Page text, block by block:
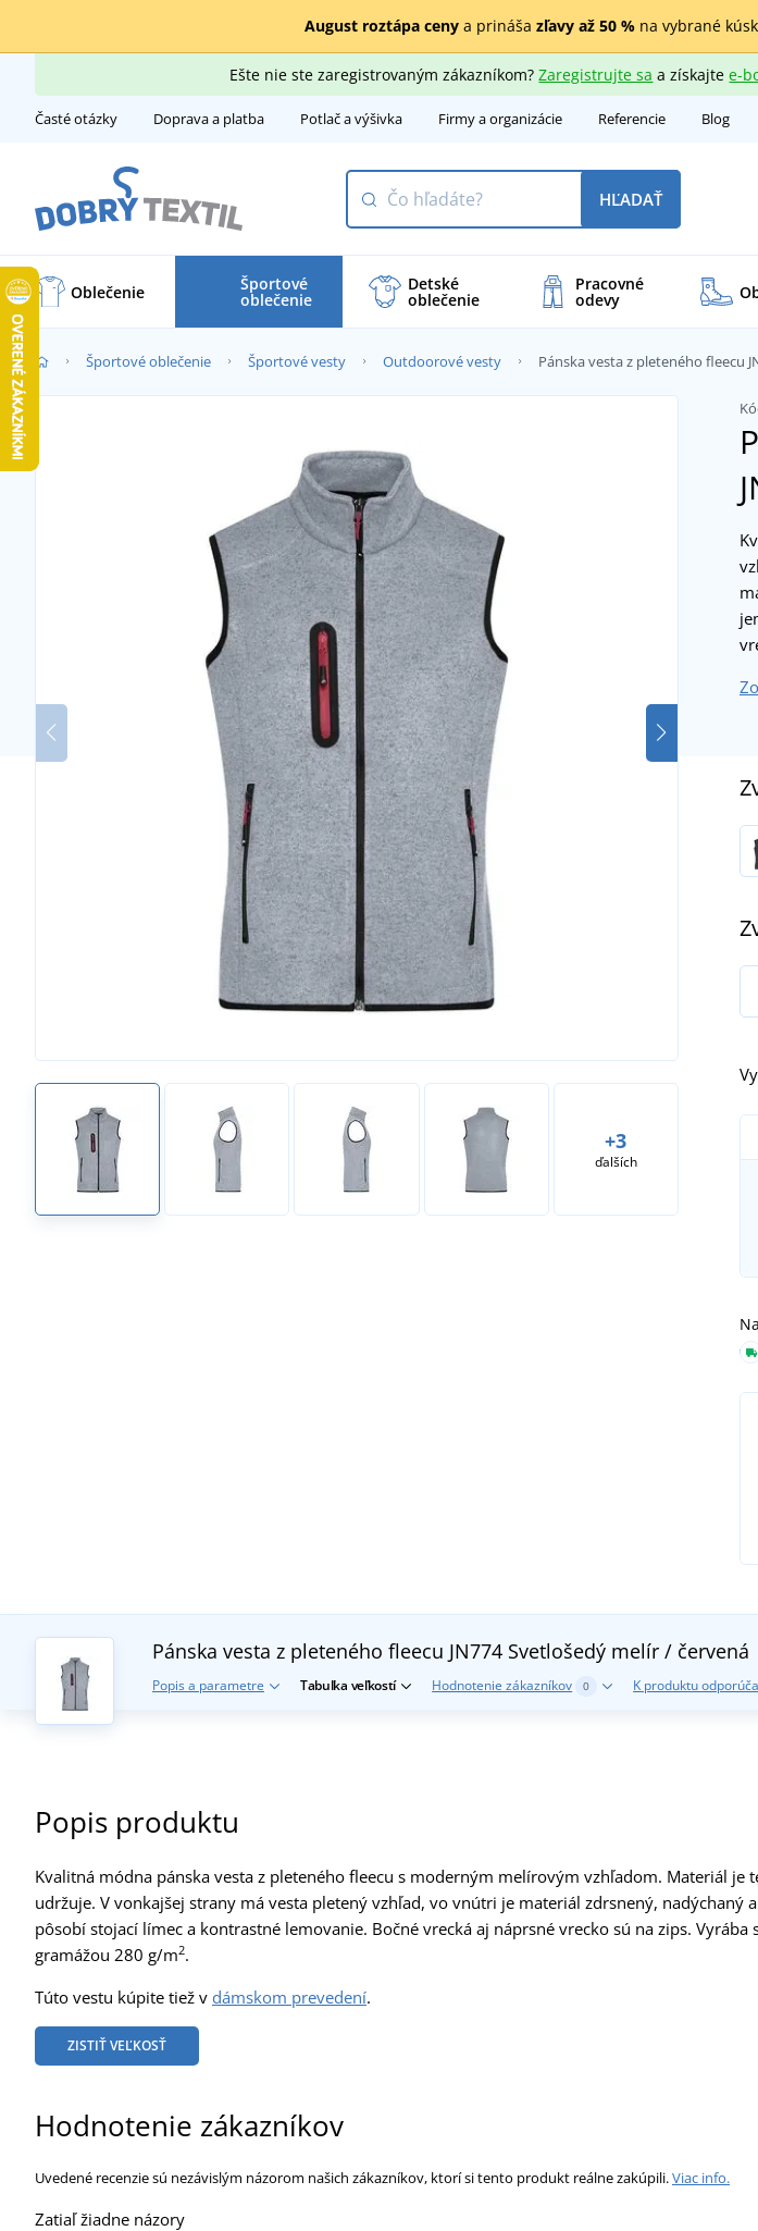
August roztápa cenya prináša zľavy až 50 %na vybrané
Ešte nie ste zaregistrovaným zákazníkom?Zaregistrujte sa a získajtee-
Časté otázky Doprava a platba Potlač a výšivka Firmy a organizácie Referencie Blog
HĽADAŤ
Oblečenie Športové
oblečenie
Detské
oblečenie
Pracovné
odevy
Športové oblečenie Športové vesty Outdoorové vesty Pánska vesta z pleteného fleecu
+3
ďalších
Pánska vesta z pleteného fleecu JN774 Svetlošedý melír / červená
Popis a parametre Tabuľka veľkostí Hodnotenie zákazníkov 0 K produktu
Popis produktu
Kvalitná módna pánska vesta z pleteného fleecu s moderným melírovým vzhľadom. Materiál je
udržuje. V vonkajšej strany má vesta pletený vzhľad, vo vnútri je materiál zdrsnený, nadýchaný
pôsobí stojací límec a kontrastné lemovanie. Bočné vrecká aj náprsné vrecko sú na zips. Vyrába
gramážou 280 g/m2.
Túto vestu kúpite tiež v dámskom prevedení.
ZISTIŤ VEĽKOSŤ
Hodnotenie zákazníkov
Uvedené recenzie sú nezávislým názorom našich zákazníkov, ktorí si tento produkt reálne zakúpili.Viac info.
Zatiaľ žiadne názory